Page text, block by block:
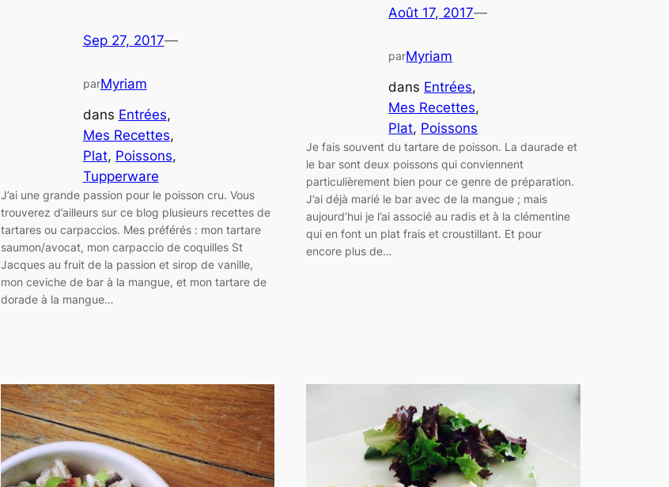
Sep 27, 2017—
parMyriam
dans Entrées
Mes Recettes
Plat, Poissons
Tupperware
J’ai une grande passion pour le poisson cru. Vous
trouverez d’ailleurs sur ce blog plusieurs recettes de
tartares ou carpaccios. Mes préférés : mon tartare
saumon/avocat, mon carpaccio de coquilles St
Jacques au fruit de la passion et sirop de vanille,
mon ceviche de bar à la mangue, et mon tartare de
dorade à la mangue…
Août 17, 2017—
parMyriam
dans Entrées
Mes Recettes
Plat, Poissons
Je fais souvent du tartare de poisson. La daurade et
le bar sont deux poissons qui conviennent
particulièrement bien pour ce genre de préparation.
J’ai déjà marié le bar avec de la mangue ; mais
aujourd’hui je l’ai associé au radis et à la clémentine
qui en font un plat frais et croustillant. Et pour
encore plus de…